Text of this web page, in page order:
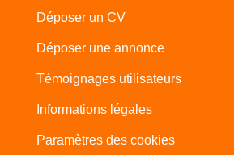
Déposer un CV
Déposer une annonce
Témoignages utilisateurs
Informations légales
Paramètres des cookies